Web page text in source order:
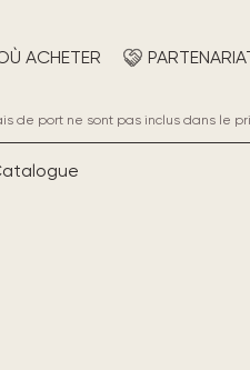
ACHETER
de port ne sont pas inclus dans le